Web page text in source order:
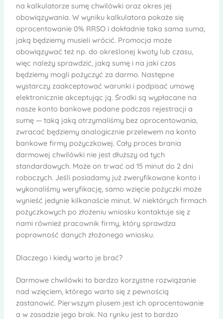
na kalkulatorze sumę chwilówki oraz okres jej
obowiązywania. W wyniku kalkulatora pokaże się
oprocentowanie 0% RRSO i dokładnie taka sama suma,
jaką będziemy musieli wrócić. Promocja może
obowiązywać też np. do określonej kwoty lub czasu,
więc należy sprawdzić, jaką sumę i na jaki czas
będziemy mogli pożyczyć za darmo. Następne
wystarczy zaakceptować warunki i podpisać umowę
elektronicznie akceptując ją. Środki są wypłacane na
nasze konto bankowe podane podczas rejestracji a
sumę — taką jaką otrzymaliśmy bez oprocentowania,
zwracać będziemy analogicznie przelewem na konto
bankowe firmy pożyczkowej. Cały proces brania
darmowej chwilówki nie jest dłuższy od tych
standardowych. Może on trwać od 15 minut do 2 dni
roboczych. Jeśli posiadamy już zweryfikowane konto i
wykonaliśmy weryfikację, samo wzięcie pożyczki może
wynieść jedynie kilkanaście minut. W niektórych firmach
pożyczkowych po złożeniu wniosku kontaktuje się z
nami również pracownik firmy, który sprawdza
poprawność danych złożonego wniosku.
Dlaczego i kiedy warto je brać?
Darmowe chwilówki to bardzo korzystne rozwiązanie
nad wzięciem, którego warto się z pewnością
zastanowić. Pierwszym plusem jest ich oprocentowanie
a w zasadzie jego brak. Na rynku jest to bardzo